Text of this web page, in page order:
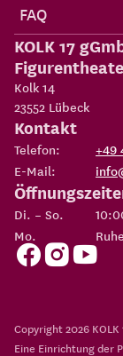
FAQ
KOLK 17
Kolk 14
23552 Lübeck
Kontakt
Telefon:
+49
E-Mail:
Di. – So.
Mo.
Copyright 2026
Eine Einrichtung der